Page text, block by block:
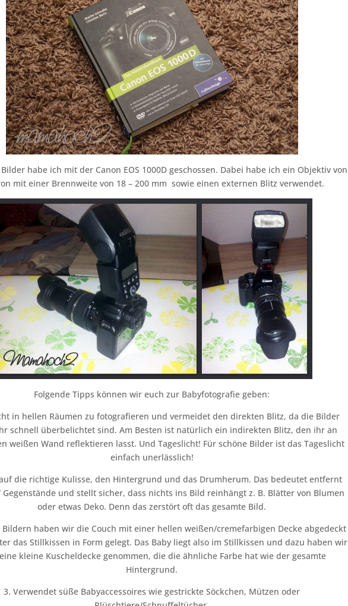
habe ich mit der Canon EOS 1000D geschossen. Dabei habe ich ein Objektiv von
mit einer Brennweite von 18 – 200 mm sowie einen externen Blitz verwendet.
Folgende Tipps können wir euch zur Babyfotografie geben:
in hellen Räumen zu fotografieren und vermeidet den direkten Blitz, da die Bilder
schnell überbelichtet sind. Am Besten ist natürlich ein indirekten Blitz, den ihr an
weißen Wand reflektieren lasst. Und Tageslicht! Für schöne Bilder ist das Tageslicht
einfach unerlässlich!
die richtige Kulisse, den Hintergrund und das Drumherum. Das bedeutet entfernt
Gegenstände und stellt sicher, dass nichts ins Bild reinhängt z. B. Blätter von Blumen
oder etwas Deko. Denn das zerstört oft das gesamte Bild.
Bildern haben wir die Couch mit einer hellen weißen/cremefarbigen Decke abgedeckt
das Stillkissen in Form gelegt. Das Baby liegt also im Stillkissen und dazu haben wir
kleine Kuscheldecke genommen, die die ähnliche Farbe hat wie der gesamte
Hintergrund.
3. Verwendet süße Babyaccessoires wie gestrickte Söckchen, Mützen oder